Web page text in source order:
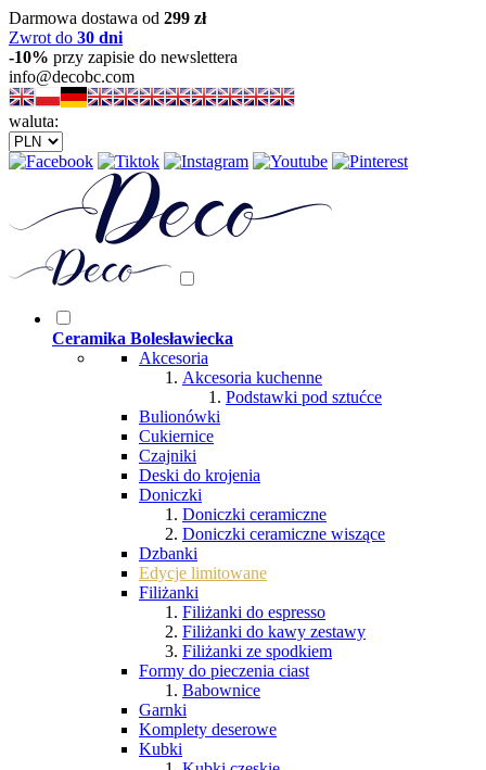
Darmowa dostawa od 299 zł
Zwrot do 30 dni
-10% przy zapisie do newslettera
info@decobc.com
waluta:
Ceramika Bolesławiecka
Akcesoria
Akcesoria kuchenne
Podstawki pod sztućce
Bulionówki
Cukiernice
Czajniki
Deski do krojenia
Doniczki
Doniczki ceramiczne
Doniczki ceramiczne wiszące
Dzbanki
Edycje limitowane
Filiżanki
Filiżanki do espresso
Filiżanki do kawy zestawy
Filiżanki ze spodkiem
Formy do pieczenia ciast
Babownice
Garnki
Komplety deserowe
Kubki